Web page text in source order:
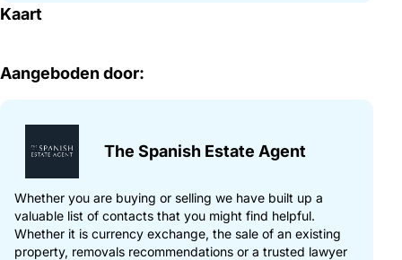
Kaart
Aangeboden door:
The Spanish Estate Agent
Whether you are buying or selling we have built up a
valuable list of contacts that you might find helpful.
Whether it is currency exchange, the sale of an existing
property, removals recommendations or a trusted lawyer